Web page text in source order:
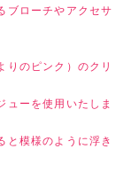
ブローチやアクセサ
りのピンク）のクリ
ューを使用いたしま
と模様のように浮き